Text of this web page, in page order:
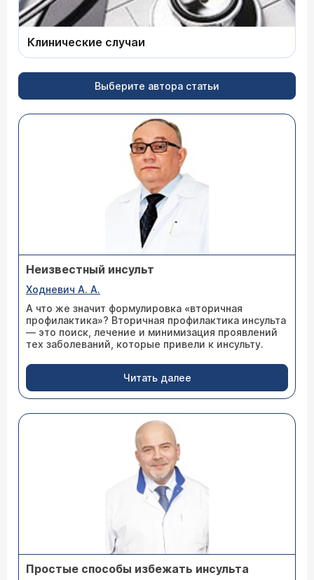
Клинические случаи
Выберите автора статьи
Неизвестный инсульт
Ходневич А. А.
А что же значит формулировка «вторичная
профилактика»? Вторичная профилактика инсульта
— это поиск, лечение и минимизация проявлений
тех заболеваний, которые привели к инсульту.
Читать далее
Простые способы избежать инсульта